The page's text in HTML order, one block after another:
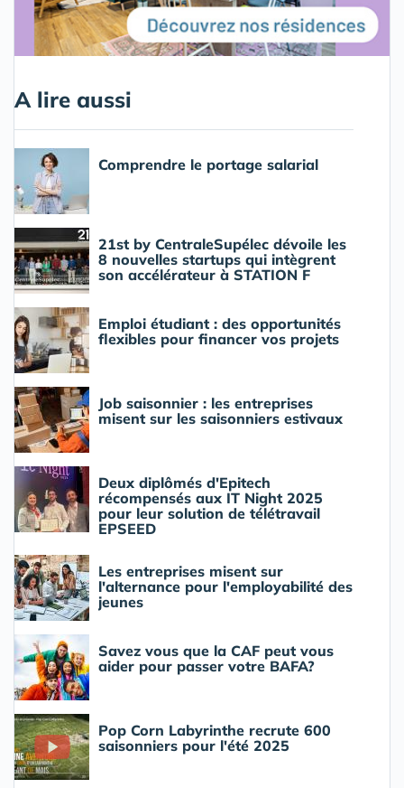
A lire aussi
Comprendre le portage salarial
21st by CentraleSupélec dévoile les
8 nouvelles startups qui intègrent
son accélérateur à STATION F
Emploi étudiant : des opportunités
flexibles pour financer vos projets
Job saisonnier : les entreprises
misent sur les saisonniers estivaux
Deux diplômés d'Epitech
récompensés aux IT Night 2025
pour leur solution de télétravail
EPSEED
Les entreprises misent sur
l'alternance pour l'employabilité des
jeunes
Savez vous que la CAF peut vous
aider pour passer votre BAFA?
Pop Corn Labyrinthe recrute 600
saisonniers pour l'été 2025